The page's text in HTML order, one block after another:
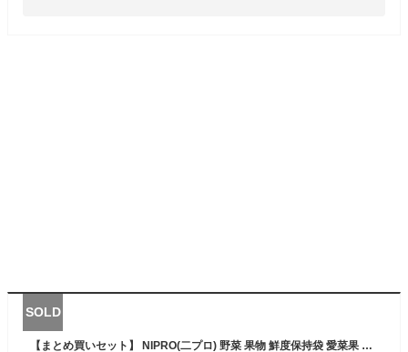
SOLD
【まとめ買いセット】 NIPRO(二プロ) 野菜 果物 鮮度保持袋 愛菜果 M12枚 L10枚 セット (Mサイズ6枚×2セット Lサイズ5枚×2セット)